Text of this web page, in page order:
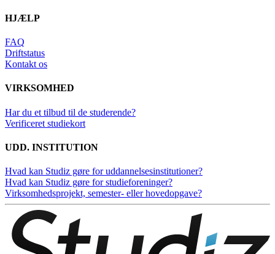
HJÆLP
FAQ
Driftstatus
Kontakt os
VIRKSOMHED
Har du et tilbud til de studerende?
Verificeret studiekort
UDD. INSTITUTION
Hvad kan Studiz gøre for uddannelsesinstitutioner?
Hvad kan Studiz gøre for studieforeninger?
Virksomhedsprojekt, semester- eller hovedopgave?